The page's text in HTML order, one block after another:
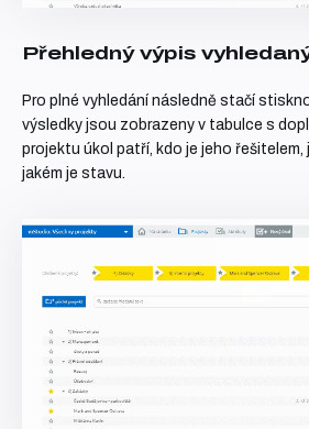
Přehledný výpis
Pro plné vyhledání následně stačí
výsledky jsou zobrazeny v tabulce s
projektu úkol patří, kdo je jeho řešitelem,
jakém je stavu.